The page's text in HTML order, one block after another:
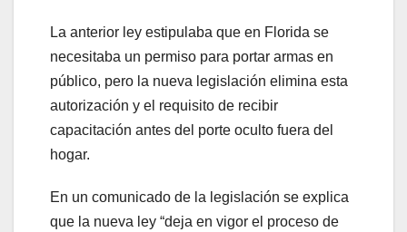
La anterior ley estipulaba que en Florida se
necesitaba un permiso para portar armas en
público, pero la nueva legislación elimina esta
autorización y el requisito de recibir
capacitación antes del porte oculto fuera del
hogar.
En un comunicado de la legislación se explica
que la nueva ley “deja en vigor el proceso de